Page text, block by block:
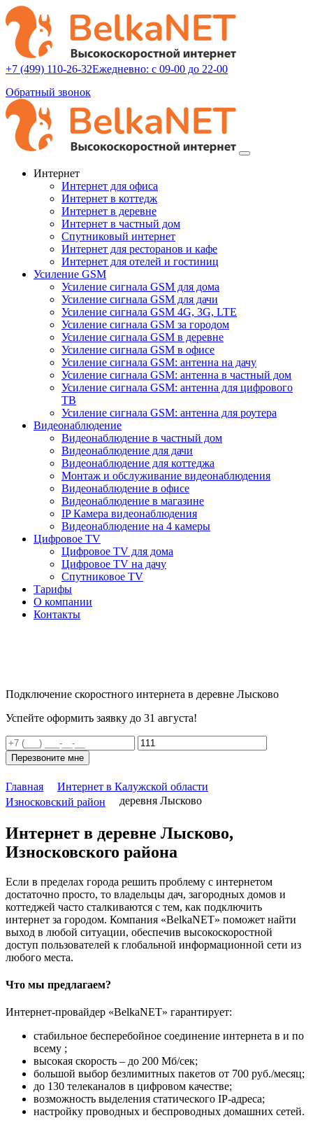
+7 (499) 110-26-32Ежедневно: с 09-00 до 22-00
Обратный звонок
Интернет
Интернет для офиса
Интернет в коттедж
Интернет в деревне
Интернет в частный дом
Спутниковый интернет
Интернет для ресторанов и кафе
Интернет для отелей и гостиниц
Усиление GSM
Усиление сигнала GSM для дома
Усиление сигнала GSM для дачи
Усиление сигнала GSM 4G, 3G, LTE
Усиление сигнала GSM за городом
Усиление сигнала GSM в деревне
Усиление сигнала GSM в офисе
Усиление сигнала GSM: антенна на дачу
Усиление сигнала GSM: антенна в частный дом
Усиление сигнала GSM: антенна для цифрового
ТВ
Усиление сигнала GSM: антенна для роутера
Видеонаблюдение
Видеонаблюдение в частный дом
Видеонаблюдение для дачи
Видеонаблюдение для коттеджа
Монтаж и обслуживание видеонаблюдения
Видеонаблюдение в офисе
Видеонаблюдение в магазине
IP Камера видеонаблюдения
Видеонаблюдение на 4 камеры
Цифровое TV
Цифровое TV для дома
Цифровое TV на дачу
Спутниковое TV
Тарифы
О компании
Контакты
Подключение скоростного интернета в деревне Лысково
Успейте оформить заявку до 31 августа!
Перезвоните мне
Главная
Интернет в Калужской области
Износковский район
деревня Лысково
Интернет в деревне Лысково,
Износковского района
Если в пределах города решить проблему с интернетом
достаточно просто, то владельцы дач, загородных домов и
коттеджей часто сталкиваются с тем, как подключить
интернет за городом. Компания «BelkaNET» поможет найти
выход в любой ситуации, обеспечив высокоскоростной
доступ пользователей к глобальной информационной сети из
любого места.
Что мы предлагаем?
Интернет-провайдер «BelkaNET» гарантирует:
стабильное бесперебойное соединение интернета в и по
всему ;
высокая скорость – до 200 Мб/сек;
большой выбор безлимитных пакетов от 700 руб./месяц;
до 130 телеканалов в цифровом качестве;
возможность выделения статического IP-адреса;
настройку проводных и беспроводных домашних сетей.